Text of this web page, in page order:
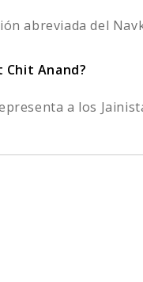
abreviada del
Chit Anand?
a los